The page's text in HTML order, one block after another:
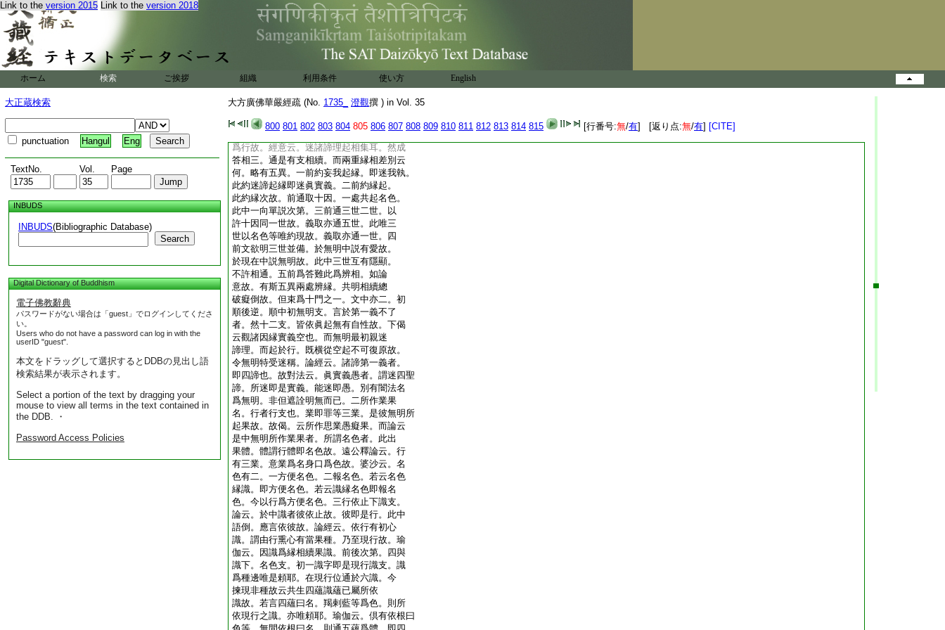
Link to the version 2015 Link to the version 2018
ホーム 検索 ご挨拶 組織 利用条件 使い方 English
大正蔵検索
punctuation Hangul Eng
TextNo. Vol. Page
INBUDS
INBUDS(Bibliographic Database)
Search
Digital Dictionary of Buddhism
電子佛教辭典
パスワードがない場合は「guest」でログインしてくださ
い。
Users who do not have a password can log in with the
userID "guest".
本文をドラッグして選択するとDDBの見出し語
検索結果が表示されます。
Select a portion of the text by dragging your
mouse to view all terms in the text contained in
the DDB. ・
Password Access Policies
大方廣佛華嚴經疏 (No. 1735_ 澄觀撰 ) in Vol. 35
800 801 802 803 804 805 806 807 808 809 810 811 812 813 814 815 [行番号:無/有] [返り点:無/有] [CITE]
名色共生。論云共阿頼耶識生故。即此後
文云。與識共生。次名色増下。辨六入等八
支。如後段明。然此一段意。欲答於受生所
以故。具出諸惑隱顯等殊不在顯相。顯相
在於後段。二約逆觀結酬無我。初二句約
生明無我。但由無明等集非由我集。又上
句揀無因。下句揀邪因。後二句約滅明無
我。刹那性滅無使之然。三就人結觀。如
是觀者。即隨順縁起之理。第三迷眞起妄
縁相次第者。即論相差別也。論云。若因縁無
爲行故。經意云。迷諸諦理起相集耳。然成
答相三。通是有支相續。而兩重縁相差別云
何。略有五異。一前約妄我起縁。即迷我執。
此約迷諦起縁即迷眞實義。二前約縁起。
此約縁次故。前通取十因。一處共起名色。
此中一向單説次第。三前通三世二世。以
許十因同一世故。義取亦通五世。此唯三
世以名色等唯約現故。義取亦通一世。四
前文欲明三世並備。於無明中説有愛故。
於現在中説無明故。此中三世互有隱顯。
不許相通。五前爲答難此爲辨相。如論
意故。有斯五異兩處辨縁。共明相續總
破癡倒故。但束爲十門之一。文中亦二。初
順後逆。順中初無明支。言於第一義不了
者。然十二支。皆依眞起無有自性故。下偈
云觀諸因縁實義空也。而無明最初親迷
諦理。而起於行。既横從空起不可復原故。
令無明特受迷稱。論經云。諸諦第一義者。
即四諦也。故對法云。眞實義愚者。謂迷四聖
諦。所迷即是實義。能迷即愚。別有闇法名
爲無明。非但遮詮明無而已。二所作業果
名。行者行支也。業即罪等三業。是彼無明所
起果故。故偈。云所作思業愚癡果。而論云
是中無明所作業果者。所謂名色者。此出
果體。體謂行體即名色故。遠公釋論云。行
有三業。意業爲名身口爲色故。婆沙云。名
色有二。一方便名色。二報名色。若云名色
縁識。即方便名色。若云識縁名色即報名
色。今以行爲方便名色。三行依止下識支。
論云。於中識者彼依止故。彼即是行。此中
語倒。應言依彼故。論經云。依行有初心
識。謂由行熏心有當果種。乃至現行故。瑜
伽云。因識爲縁相續果識。前後次第。四與
識下。名色支。初一識字即是現行識支。識
爲種邊唯是頼耶。在現行位通於六識。今
揀現非種故云共生四蘊識蘊已屬所依
識故。若言四蘊曰名。羯剌藍等爲色。則所
依現行之識。亦唯頼耶。瑜伽云。倶有依根曰